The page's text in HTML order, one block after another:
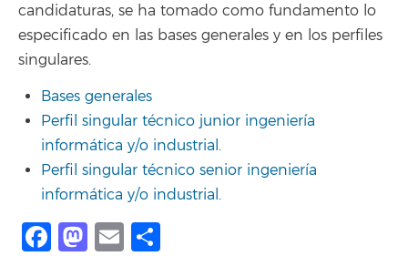
candidaturas, se ha tomado como fundamento lo
especificado en las bases generales y en los perfiles
singulares.
Bases generales
Perfil singular técnico junior ingeniería
informática y/o industrial.
Perfil singular técnico senior ingeniería
informática y/o industrial.
Facebook
Mastodon
Email